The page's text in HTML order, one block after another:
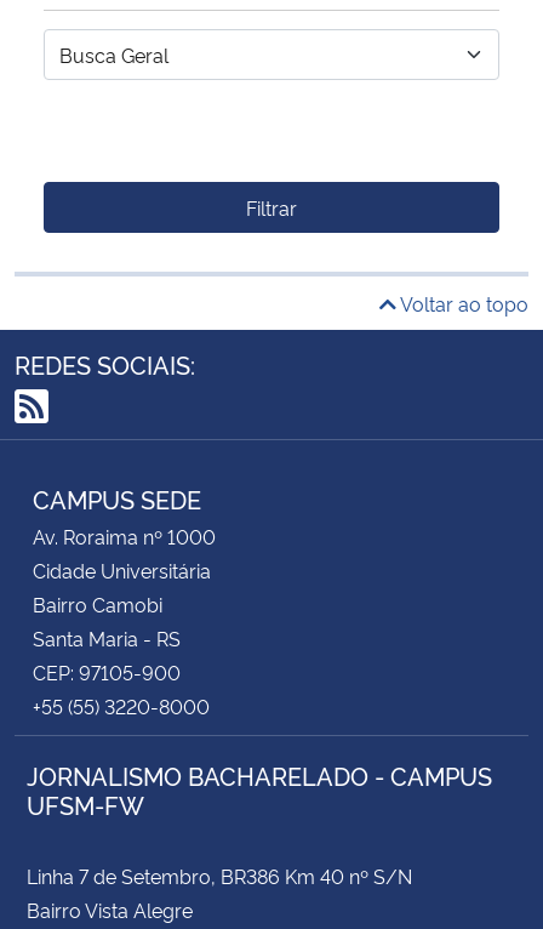
Filtrar
Voltar ao topo
REDES SOCIAIS:
RSS
CAMPUS SEDE
Av. Roraima nº 1000
Cidade Universitária
Bairro Camobi
Santa Maria - RS
CEP: 97105-900
+55 (55) 3220-8000
JORNALISMO BACHARELADO - CAMPUS
UFSM-FW
Linha 7 de Setembro, BR386 Km 40 nº S/N
Bairro Vista Alegre